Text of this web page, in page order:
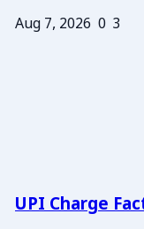
Aug 7, 2026 0 3
UPI Charge